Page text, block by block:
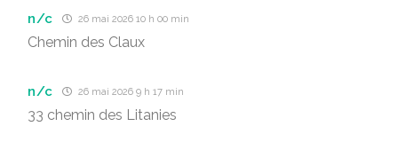
n/c 26 mai 2026 10 h 00 min
Chemin des Claux
n/c 26 mai 2026 9 h 17 min
33 chemin des Litanies